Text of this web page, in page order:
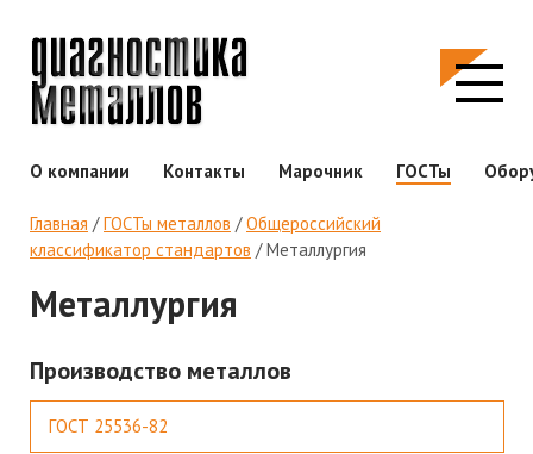
О компании Контакты Марочник ГОСТы
Главная / ГОСТы металлов / Общероссийский
классификатор стандартов / Металлургия
Металлургия
Производство металлов
ГОСТ 25536-82